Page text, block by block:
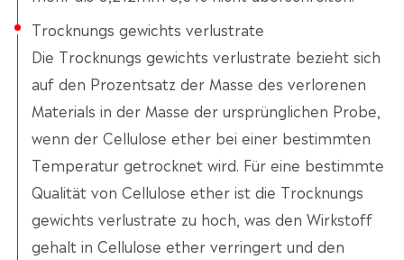
Trocknungs gewichts verlustrate
Die Trocknungs gewichts verlustrate bezieht sich
auf den Prozentsatz der Masse des verlorenen
Materials in der Masse der ursprünglichen Probe,
wenn der Cellulose ether bei einer bestimmten
Temperatur getrocknet wird. Für eine bestimmte
Qualität von Cellulose ether ist die Trocknungs
gewichts verlustrate zu hoch, was den Wirkstoff
gehalt in Cellulose ether verringert und den